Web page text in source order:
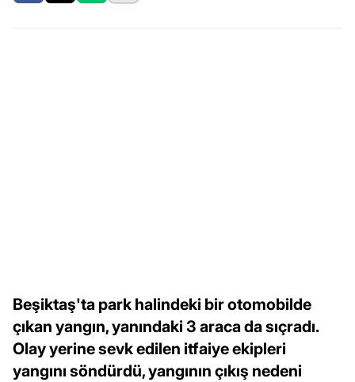
Beşiktaş'ta park halindeki bir otomobilde
çıkan yangın, yanındaki 3 araca da sıçradı.
Olay yerine sevk edilen itfaiye ekipleri
yangını söndürdü, yangının çıkış nedeni